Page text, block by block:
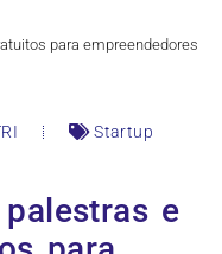
para empreendedores
Startup
e